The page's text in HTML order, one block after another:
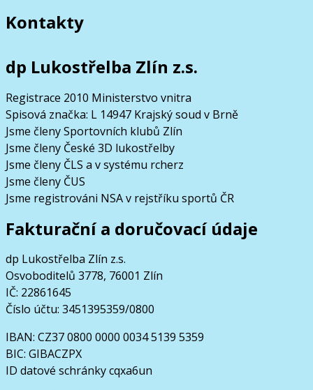
Kontakty
dp Lukostřelba Zlín z.s.
Registrace 2010 Ministerstvo vnitra
Spisová značka: L 14947 Krajský soud v Brně
Jsme členy Sportovních klubů Zlín
Jsme členy České 3D lukostřelby
Jsme členy ČLS a v systému rcherz
Jsme členy ČUS
Jsme registrováni NSA v rejstříku sportů ČR
Fakturační a doručovací údaje
dp Lukostřelba Zlín z.s.
Osvoboditelů 3778, 76001 Zlín
IČ: 22861645
Číslo účtu: 3451395359/0800
IBAN: CZ37 0800 0000 0034 5139 5359
BIC: GIBACZPX
ID datové schránky cqxa6un